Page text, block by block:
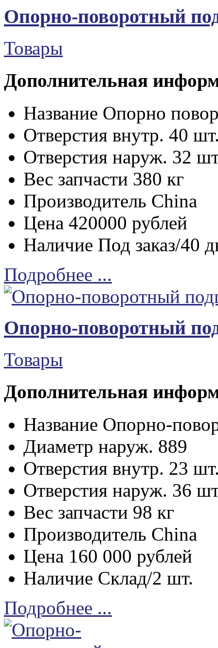
Опорно-поворотный
Товары
Дополнительная
Название Опорно
Отверстия внутр. 40
Отверстия наруж. 32
Вес запчасти 380 кг
Производитель China
Цена 420000 рублей
Наличие Под заказ/40
Подробнее ...
Опорно-поворотный
Товары
Дополнительная
Название Опорно-
Диаметр наруж. 889
Отверстия внутр. 23
Отверстия наруж. 36
Вес запчасти 98 кг
Производитель China
Цена 160 000 рублей
Наличие Склад/2 шт.
Подробнее ...